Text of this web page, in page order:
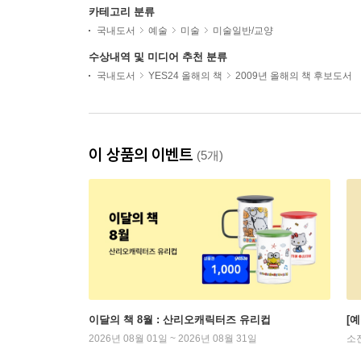
카테고리 분류
국내도서 예술 미술 미술일반/교양
수상내역 및 미디어 추천 분류
국내도서 YES24 올해의 책 2009년 올해의 책 후보도서
이 상품의 이벤트 (5개)
이달의 책 8월 : 산리오캐릭터즈 유리컵
2026년 08월 01일 ~ 2026년 08월 31일
[
소